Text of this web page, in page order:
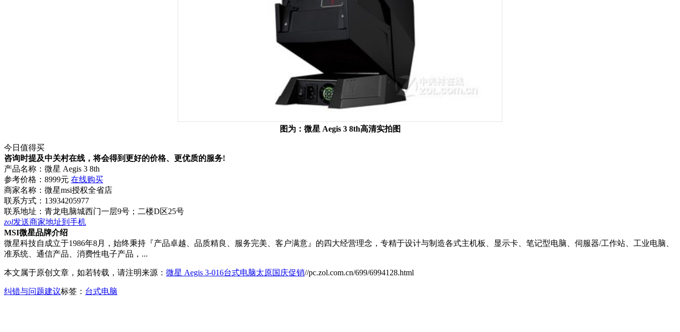
图为：微星 Aegis 3 8th高清实拍图
今日值得买
咨询时提及中关村在线，将会得到更好的价格、更优质的服务!
产品名称： 微星 Aegis 3 8th
参考价格： 8999元 在线购买
商家名称： 微星msi授权全省店
联系方式： 13934205977
联系地址： 青龙电脑城西门一层9号；二楼D区25号
zol发送商家地址到手机
MSI微星品牌介绍
微星科技自成立于1986年8月，始终秉持『产品卓越、品质精良、服务完美、客户满意』的四大经营理念，专精于设计与制造各式主机板、显示卡、笔记型电脑、伺服器/工作站、工业电脑、
准系统、通信产品、消费性电子产品，...
本文属于原创文章，如若转载，请注明来源： 微星 Aegis 3-016台式电脑太原国庆促销//pc.zol.com.cn/699/6994128.html
纠错与问题建议标签： 台式电脑